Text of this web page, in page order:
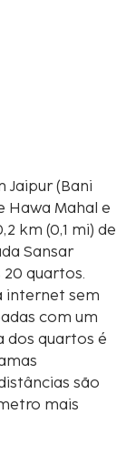
Jaipur (Bani
Hawa Mahal e
Sansar
20 quartos.
internet sem
com um
dos quartos é
são
mais